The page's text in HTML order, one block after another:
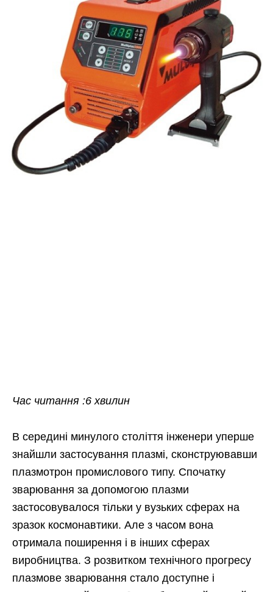
Час читання :6 хвилин
В середині минулого століття інженери уперше
знайшли застосування плазмі, сконструювавши
плазмотрон промислового типу. Спочатку
зварювання за допомогою плазми
застосовувалося тільки у вузьких сферах на
зразок космонавтики. Але з часом вона
отримала поширення і в інших сферах
виробництва. З розвитком технічного прогресу
плазмове зварювання стало доступне і